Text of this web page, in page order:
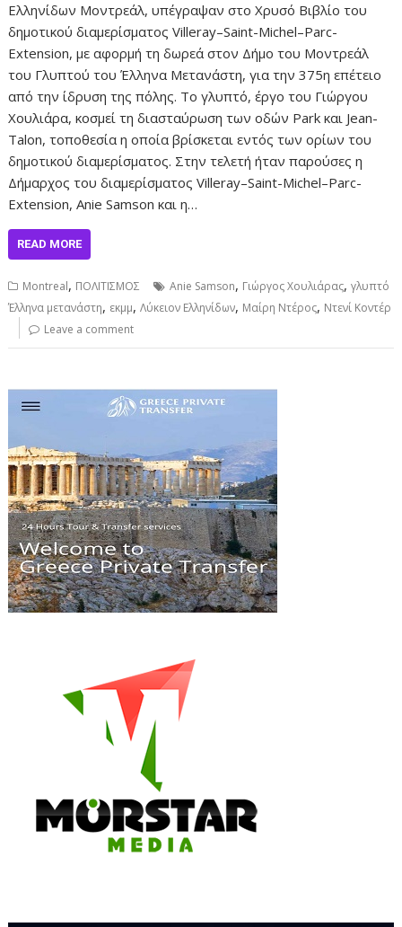
Ελληνίδων Μοντρεάλ, υπέγραψαν στο Χρυσό Βιβλίο του
δημοτικού διαμερίσματος Villeray–Saint-Michel–Parc-
Extension, με αφορμή τη δωρεά στον Δήμο του Μοντρεάλ
του Γλυπτού του Έλληνα Μετανάστη, για την 375η επέτειο
από την ίδρυση της πόλης. Το γλυπτό, έργο του Γιώργου
Χουλιάρα, κοσμεί τη διασταύρωση των οδών Park και Jean-
Talon, τοποθεσία η οποία βρίσκεται εντός των ορίων του
δημοτικού διαμερίσματος. Στην τελετή ήταν παρούσες η
Δήμαρχος του διαμερίσματος Villeray–Saint-Michel–Parc-
Extension, Anie Samson και η…
READ MORE
Montreal, ΠΟΛΙΤΙΣΜΟΣ Anie Samson, Γιώργος Χουλιάρας,γλυπτό
Έλληνα μετανάστη, εκμμ,Λύκειον Ελληνίδων, Μαίρη Ντέρος, Ντενί Κοντέρ
Leave a comment